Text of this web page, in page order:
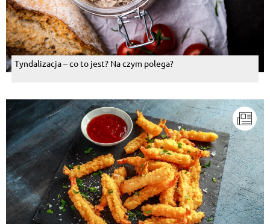
Tyndalizacja – co to jest? Na czym polega?